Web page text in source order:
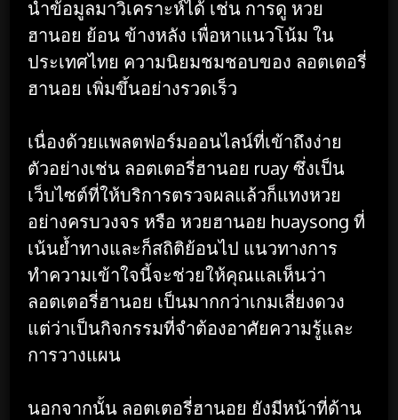
นำข้อมูลมาวิเคราะห์ได้ เช่น การดู หวย
ฮานอย ย้อน ข้างหลัง เพื่อหาแนวโน้ม ใน
ประเทศไทย ความนิยมชมชอบของ ลอตเตอรี่
ฮานอย เพิ่มขึ้นอย่างรวดเร็ว
เนื่องด้วยแพลตฟอร์มออนไลน์ที่เข้าถึงง่าย
ตัวอย่างเช่น ลอตเตอรี่ฮานอย ruay ซึ่งเป็น
เว็บไซต์ที่ให้บริการตรวจผลแล้วก็แทงหวย
อย่างครบวงจร หรือ หวยฮานอย huaysong ที่
เน้นย้ำทางและก็สถิติย้อนไป แนวทางการ
ทำความเข้าใจนี้จะช่วยให้คุณแลเห็นว่า
ลอตเตอรี่ฮานอย เป็นมากกว่าเกมเสี่ยงดวง
แต่ว่าเป็นกิจกรรมที่จำต้องอาศัยความรู้และ
การวางแผน
นอกจากนั้น ลอตเตอรี่ฮานอย ยังมีหน้าที่ด้าน